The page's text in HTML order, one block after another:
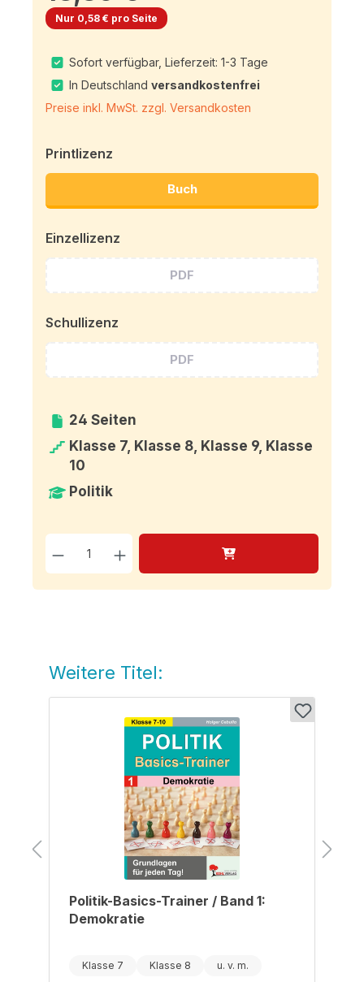
Nur 0,58 € pro Seite
Sofort verfügbar, Lieferzeit: 1-3 Tage
In Deutschlandversandkostenfrei
Preise inkl. MwSt. zzgl. Versandkosten
Printlizenz
Buch
Einzellizenz
PDF
Schullizenz
PDF
24 Seiten
Klasse 7, Klasse 8, Klasse 9, Klasse
10
Politik
Produkt Anzahl: Gib den
Produktgalerie überspringen
Weitere Titel:
Politik-Basics-Trainer / Band 1:
Demokratie
Klasse 7 Klasse 8